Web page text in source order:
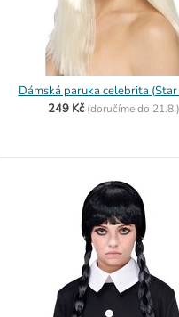
Dámská paruka celebrita
249 Kč (doručíme do 21.8.)